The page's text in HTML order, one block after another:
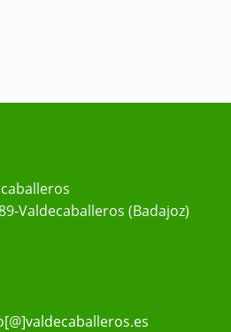
Valdecaballeros (Badajoz)